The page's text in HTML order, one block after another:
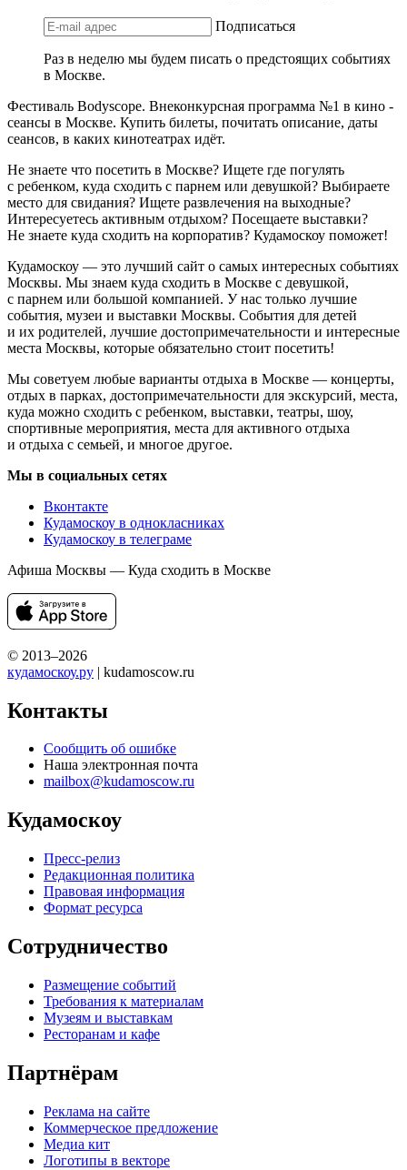
Подписаться
Раз в неделю мы будем писать о предстоящих событиях
в Москве.
Фестиваль Bodyscope. Внеконкурсная программа №1 в кино -
сеансы в Москве. Купить билеты, почитать описание, даты
сеансов, в каких кинотеатрах идёт.
Не знаете что посетить в Москве? Ищете где погулять
с ребенком, куда сходить с парнем или девушкой? Выбираете
место для свидания? Ищете развлечения на выходные?
Интересуетесь активным отдыхом? Посещаете выставки?
Не знаете куда сходить на корпоратив? Кудамоскоу поможет!
Кудамоскоу — это лучший сайт о самых интересных событиях
Москвы. Мы знаем куда сходить в Москве с девушкой,
с парнем или большой компанией. У нас только лучшие
события, музеи и выставки Москвы. События для детей
и их родителей, лучшие достопримечательности и интересные
места Москвы, которые обязательно стоит посетить!
Мы советуем любые варианты отдыха в Москве — концерты,
отдых в парках, достопримечательности для экскурсий, места,
куда можно сходить с ребенком, выставки, театры, шоу,
спортивные мероприятия, места для активного отдыха
и отдыха с семьей, и многое другое.
Мы в социальных сетях
Вконтакте
Кудамоскоу в однокласниках
Кудамоскоу в телеграме
Афиша Москвы — Куда сходить в Москве
© 2013–2026
кудамоскоу.ру | kudamoscow.ru
Контакты
Сообщить об ошибке
Наша электронная почта
mailbox@kudamoscow.ru
Кудамоскоу
Пресс-релиз
Редакционная политика
Правовая информация
Формат ресурса
Сотрудничество
Размещение событий
Требования к материалам
Музеям и выставкам
Ресторанам и кафе
Партнёрам
Реклама на сайте
Коммерческое предложение
Медиа кит
Логотипы в векторе